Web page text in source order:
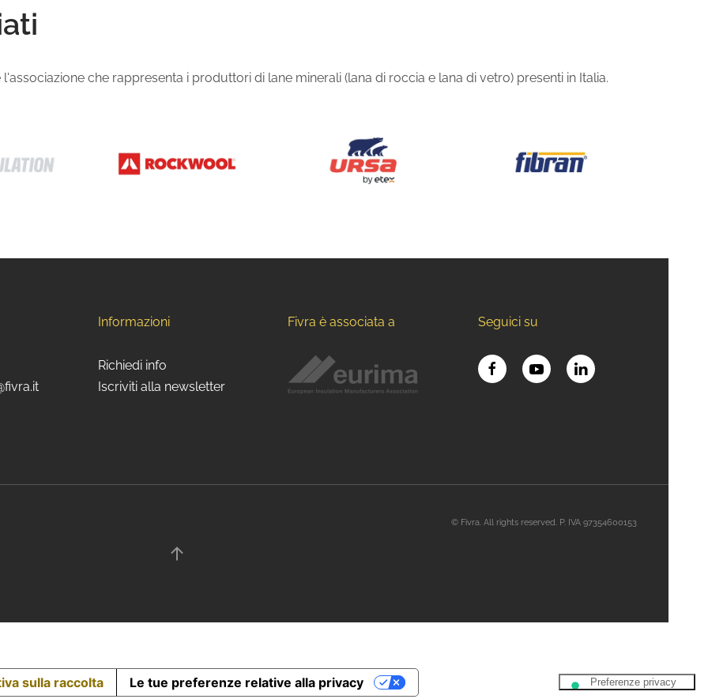
che rappresenta i produttori di lane minerali (lana di roccia e lana di vetro) presenti in Italia.
Informazioni
Richiedi info
Iscriviti alla newsletter
Fivra è associata a Seguici su
© Fivra. All rights reserved. P. IVA 97354600153
sulla raccolta Le tue preferenze relative alla privacy